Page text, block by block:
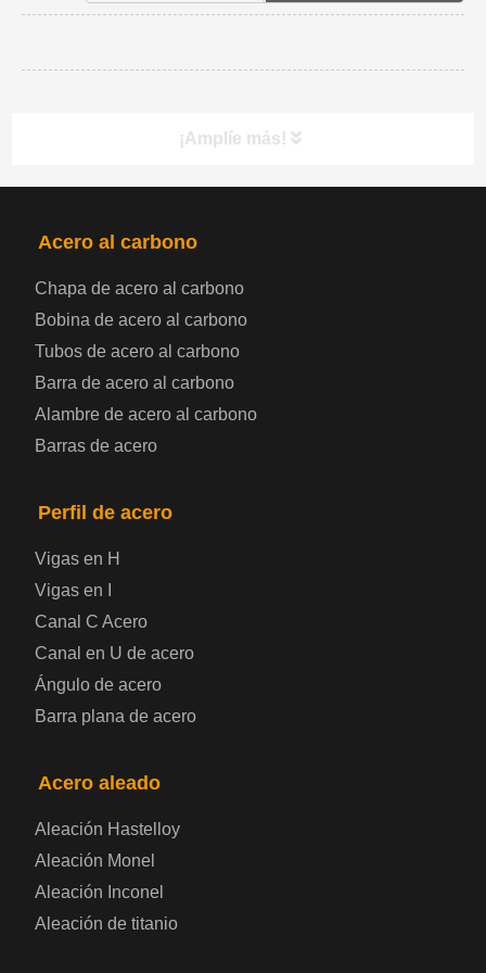
¡Amplíe más!
PRODUCTOS NAV
Bobina de chapa de acero
Chapa de acero para automoción
Placa de acero para calderas y recipientes a
presión
Placa de acero para puentes
Chapa de acero a cuadros
Chapa de acero prelacada
Placa de acero laminado en frío
Placa de acero eléctrica
Placa de acero para cilindros de gas
Acero al carbono
Chapa de acero al carbono
Bobina de acero al carbono
Tubos de acero al carbono
Barra de acero al carbono
Alambre de acero al carbono
Barras de acero
Perfil de acero
Vigas en H
Vigas en I
Canal C Acero
Canal en U de acero
Ángulo de acero
Barra plana de acero
Acero aleado
Aleación Hastelloy
Aleación Monel
Aleación Inconel
Aleación de titanio